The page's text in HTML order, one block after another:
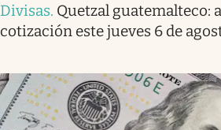
Divisas. Quetzal guatemalteco:
cotización este jueves 6 de